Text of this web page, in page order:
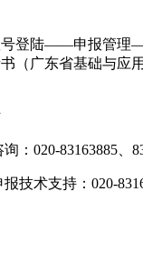
登陆——申报管理
（广东省基础与应
020-83163885、
术支持：020-